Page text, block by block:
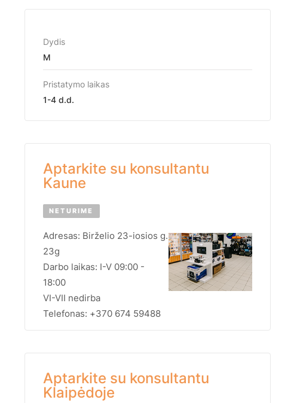
Dydis
M
Pristatymo laikas
1-4 d.d.
Aptarkite su konsultantu
Kaune
NETURIME
Adresas: Birželio 23-iosios g.
23g
Darbo laikas: I-V 09:00 -
18:00
VI-VII nedirba
Telefonas: +370 674 59488
Aptarkite su konsultantu
Klaipėdoje